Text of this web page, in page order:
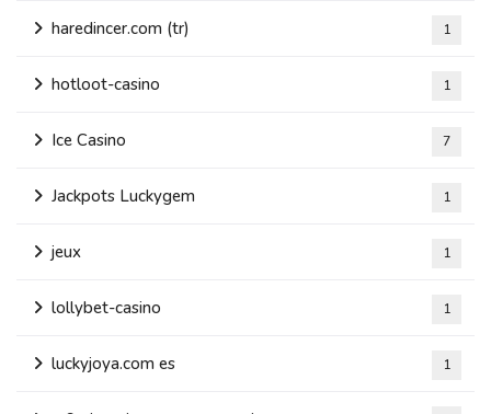
haredincer.com (tr) 1
hotloot-casino 1
Ice Casino 7
Jackpots Luckygem 1
jeux 1
lollybet-casino 1
luckyjoya.com es 1